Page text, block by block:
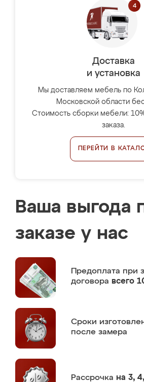
Доставка
и установка
Мы доставляем мебель по
Московской области
Стоимость сборки мебели:
заказа.
ПЕРЕЙТИ В
Ваша выгода
заказе у нас
Предоплата при
договора всего
Сроки
после замера
Рассрочка на 3,